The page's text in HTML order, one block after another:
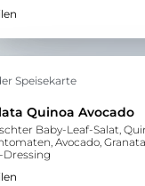
Speisekarte
Quinoa Avocado
Baby-Leaf-Salat,
Avocado,
Dressing